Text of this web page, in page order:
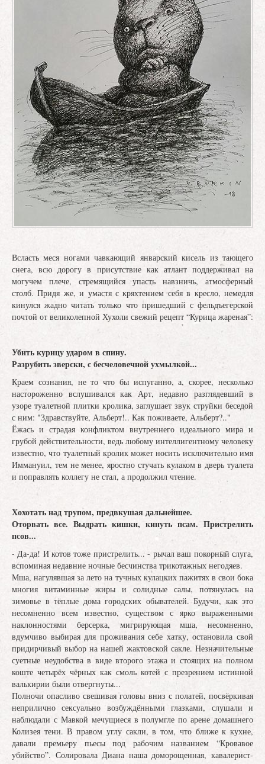
Всласть меся ногами чавкающий январский кисель из тающего
снега, всю дорогу в присутствие как атлант поддерживал на
могучем плече, стремящийся упасть навзничь, атмосферный
столб. Придя же, и умастя с кряхтением себя в кресло, немедля
кинулся жадно читать только что пришедший с фельдъегерской
почтой от великолепной Хухоли свежий рецепт “Курица жареная”:
Убить курицу ударом в спину.
Разрубить зверски, с бесчеловечной ухмылкой...
Краем сознания, не то что бы испуганно, а, скорее, несколько
настороженно вслушивался как Арт, недавно разглядевший в
узоре туалетной плитки кролика, заглушает звук струйки беседой
с ним: "Здравствуйте, Альберт!.. Как поживаете, Альберт?.."
Ёжась и страдая конфликтом внутреннего идеального мира и
грубой действительности, ведь любому интеллигентному человеку
известно, что туалетный кролик может носить исключительно имя
Иммануил, тем не менее, яростно стучать кулаком в дверь туалета
и поправлять коллегу не стал, а продолжил чтение.
Хохотать над трупом, предвкушая дальнейшее.
Оторвать все. Выдрать кишки, кинуть псам. Пристрелить
псов...
- Да-да! И котов тоже пристрелить... - рычал ваш покорный слуга,
вспоминая недавние ночные бесчинства трикотажных негодяев.
Мша, нагулявшая за лето на тучных кулацких пажитях в свои бока
многия витаминные жиры и солидные салы, потянулась на
зимовье в тёплые дома городских обывателей. Будучи, как это
несомненно всем известно, существом с ярко выраженными
наклонностями берсерка, мигрирующая мша, несомненно,
вдумчиво выбирая для проживания себе хатку, остановила свой
придирчивый выбор на нашей жактовской сакле. Незначительные
суетные неудобства в виде второго этажа и стоящих на полном
коште четырёх чёрных как смоль котей с презрением истинной
валькирии были отвергнуты...
Полночи опасливо свешивая головы вниз с полатей, посвёркивая
неприлично сексуально возбуждёнными глазками, слушали и
наблюдали с Мавкой мечущиеся в полумгле по арене домашнего
Колизея тени. В правом углу сакли, в том, что ближе к кухне,
давали премьеру пьесы под рабочим названием “Кровавое
убийство”. Солировала Диана наша доморощенная, кавалерист-